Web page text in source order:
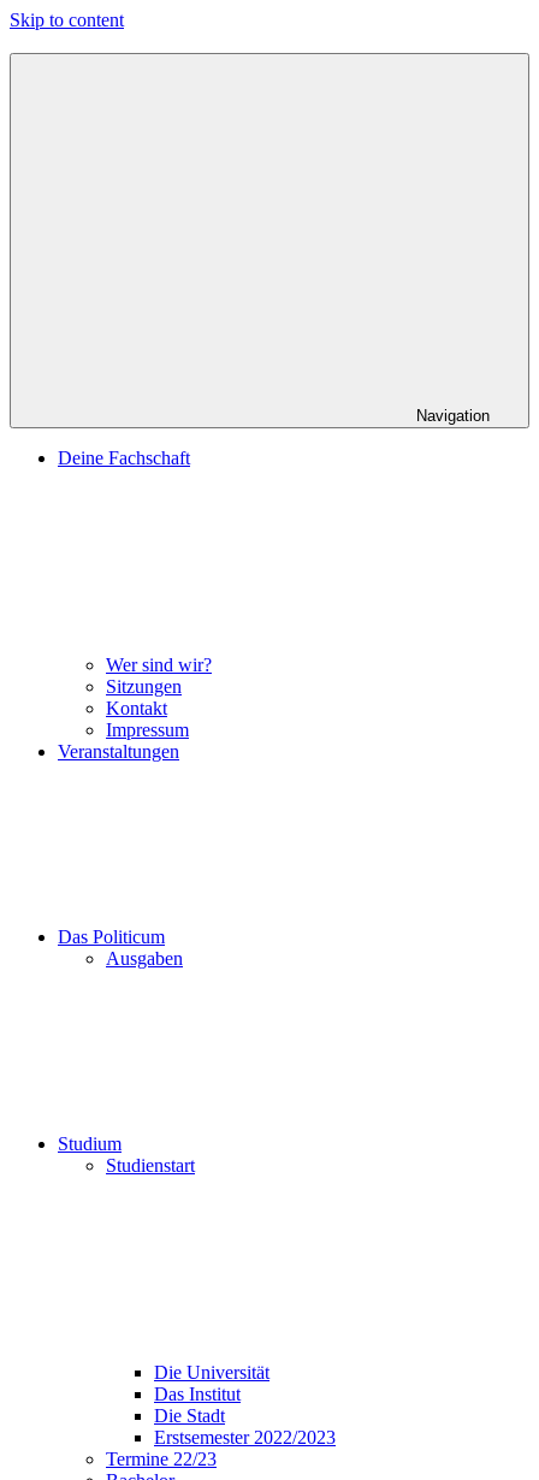
Skip to content
Navigation
Deine Fachschaft
Wer sind wir?
Sitzungen
Kontakt
Impressum
Veranstaltungen
Das Politicum
Ausgaben
Studium
Studienstart
Die Universität
Das Institut
Die Stadt
Erstsemester 2022/2023
Termine 22/23